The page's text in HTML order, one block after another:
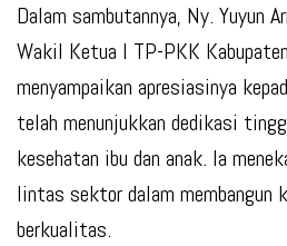
Dalam sambutannya, Ny. Yuyun
Wakil Ketua I TP-PKK
menyampaikan apresiasinya
telah menunjukkan dedikasi
kesehatan ibu dan anak. Ia
lintas sektor dalam membangun
berkualitas.